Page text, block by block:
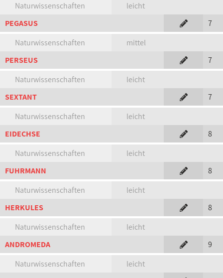
Naturwissenschaften
leicht
PEGASUS
7
Naturwissenschaften
mittel
PERSEUS
7
Naturwissenschaften
leicht
SEXTANT
7
Naturwissenschaften
leicht
EIDECHSE
8
Naturwissenschaften
leicht
FUHRMANN
8
Naturwissenschaften
leicht
HERKULES
8
Naturwissenschaften
leicht
ANDROMEDA
9
Naturwissenschaften
leicht